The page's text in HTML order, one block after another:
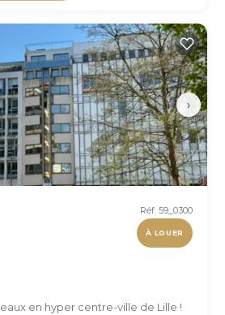
›
Réf. 59_0300
À LOUER
en hyper centre-ville de Lille !